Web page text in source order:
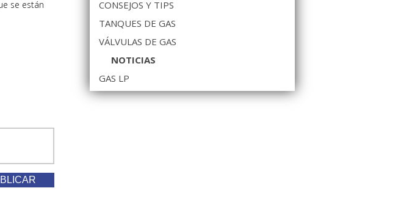
se están
CONSEJOS Y TIPS
TANQUES DE GAS
VÁLVULAS DE GAS
NOTICIAS
GAS LP